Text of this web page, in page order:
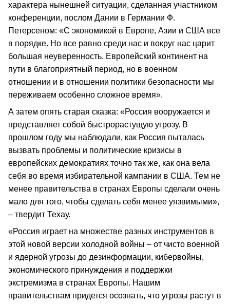
характера нынешней ситуации, сделанная участником
конференции, послом Дании в Германии Ф.
Петерсеном: «С экономикой в Европе, Азии и США все
в порядке. Но все равно среди нас и вокруг нас царит
большая неуверенность. Европейский континент на
пути в благоприятный период, но в военном
отношении и в отношении политики безопасности мы
переживаем особенно сложное время».
А затем опять старая сказка: «Россия вооружается и
представляет собой быстрорастущую угрозу. В
прошлом году мы наблюдали, как Россия пыталась
вызвать проблемы и политические кризисы в
европейских демократиях точно так же, как она вела
себя во время избирательной кампании в США. Тем не
менее правительства в странах Европы сделали очень
мало для того, чтобы сделать себя менее уязвимыми»,
– твердит Техау.
«Россия играет на множестве разных инструментов в
этой новой версии холодной войны – от чисто военной
и ядерной угрозы до дезинформации, кибервойны,
экономического принуждения и поддержки
экстремизма в странах Европы. Нашим
правительствам придется осознать, что угрозы растут в